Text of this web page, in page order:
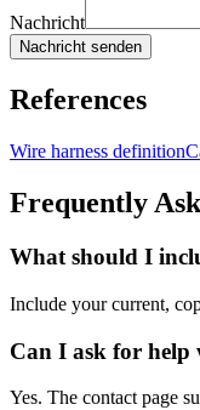
Nachricht
Nachricht senden
References
Wire harness definition
Frequently
What should I
Include your current,
Can I ask for help
Yes. The contact page